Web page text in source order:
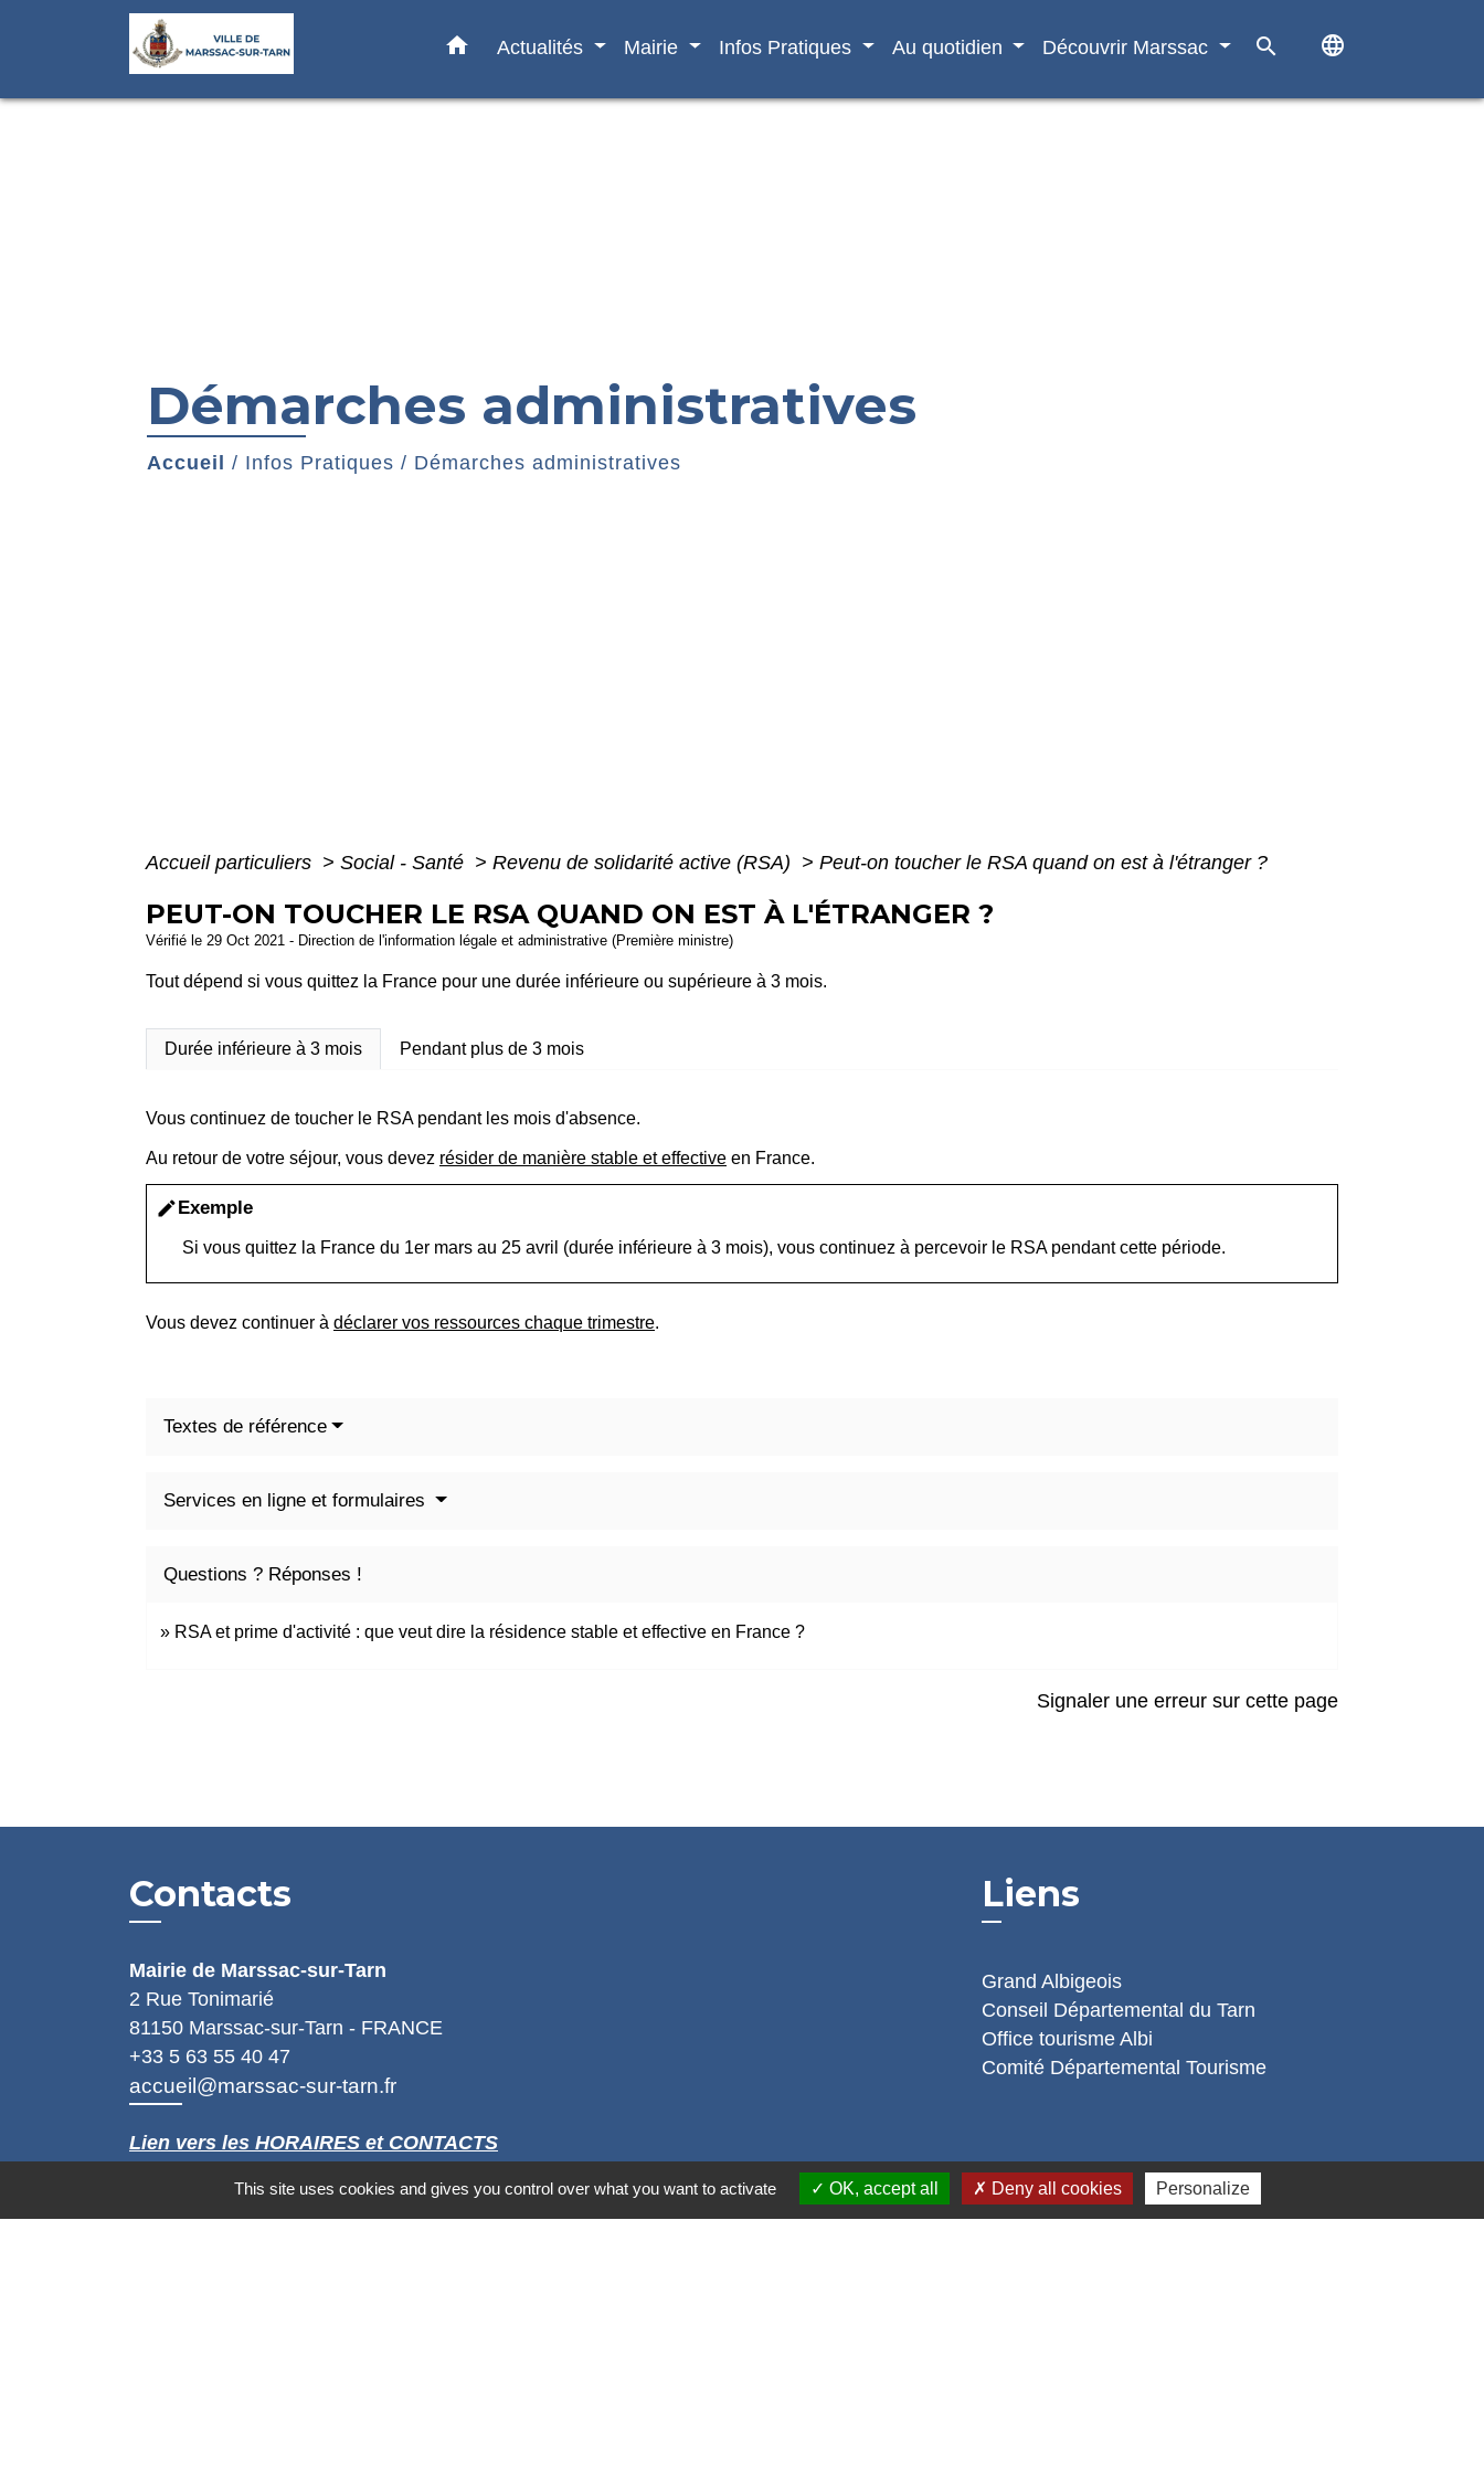
home Actualités Mairie Infos Pratiques Au quotidien Découvrir Marssac search language
Démarches administratives
Accueil / Infos Pratiques / Démarches administratives
Accueil particuliers > Social - Santé > Revenu de solidarité active (RSA) > Peut-on toucher le RSA quand on est à l'étranger ?
PEUT-ON TOUCHER LE RSA QUAND ON EST À L'ÉTRANGER ?
Vérifié le 29 Oct 2021 - Direction de l'information légale et administrative (Première ministre)
Tout dépend si vous quittez la France pour une durée inférieure ou supérieure à 3 mois.
Durée inférieure à 3 mois Pendant plus de 3 mois
Vous continuez de toucher le RSA pendant les mois d'absence.
Au retour de votre séjour, vous devez résider de manière stable et effective en France.
editExemple
Si vous quittez la France du 1er mars au 25 avril (durée inférieure à 3 mois), vous continuez à percevoir le RSA pendant cette période.
Vous devez continuer à déclarer vos ressources chaque trimestre.
Textes de référence
Services en ligne et formulaires
Questions ? Réponses !
RSA et prime d'activité : que veut dire la résidence stable et effective en France ?
Signaler une erreur sur cette page
Contacts
Mairie de Marssac-sur-Tarn
2 Rue Tonimarié
81150 Marssac-sur-Tarn - FRANCE
+33 5 63 55 40 47
accueil@marssac-sur-tarn.fr
Lien vers les HORAIRES et CONTACTS
Liens
Grand Albigeois
Conseil Départemental du Tarn
Office tourisme Albi
Comité Départemental Tourisme
This site uses cookies and gives you control over what you want to activate OK, accept all Deny all cookies Personalize